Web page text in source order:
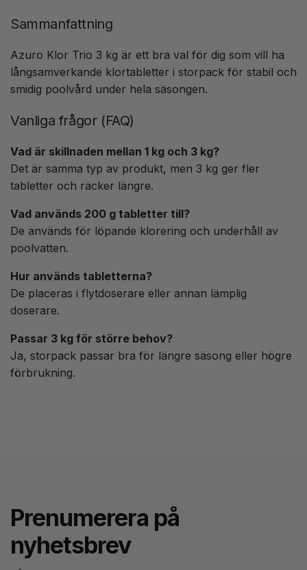
Sammanfattning
Azuro Klor Trio 3 kg är ett bra val för dig som vill ha
långsamverkande klortabletter i storpack för stabil och
smidig poolvård under hela säsongen.
Vanliga frågor (FAQ)
Vad är skillnaden mellan 1 kg och 3 kg?
Det är samma typ av produkt, men 3 kg ger fler
tabletter och räcker längre.
Vad används 200 g tabletter till?
De används för löpande klorering och underhåll av
poolvatten.
Hur används tabletterna?
De placeras i flytdoserare eller annan lämplig
doserare.
Passar 3 kg för större behov?
Ja, storpack passar bra för längre säsong eller högre
förbrukning.
Prenumerera på
nyhetsbrev